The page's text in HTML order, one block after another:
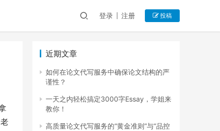
登录 注册 投稿
近期文章
如何在论文代写服务中确保论文结构的严
谨性？
一天之内轻松搞定3000字Essay，学姐来
教你！
高质量论文代写服务的“黄金准则”与“品控